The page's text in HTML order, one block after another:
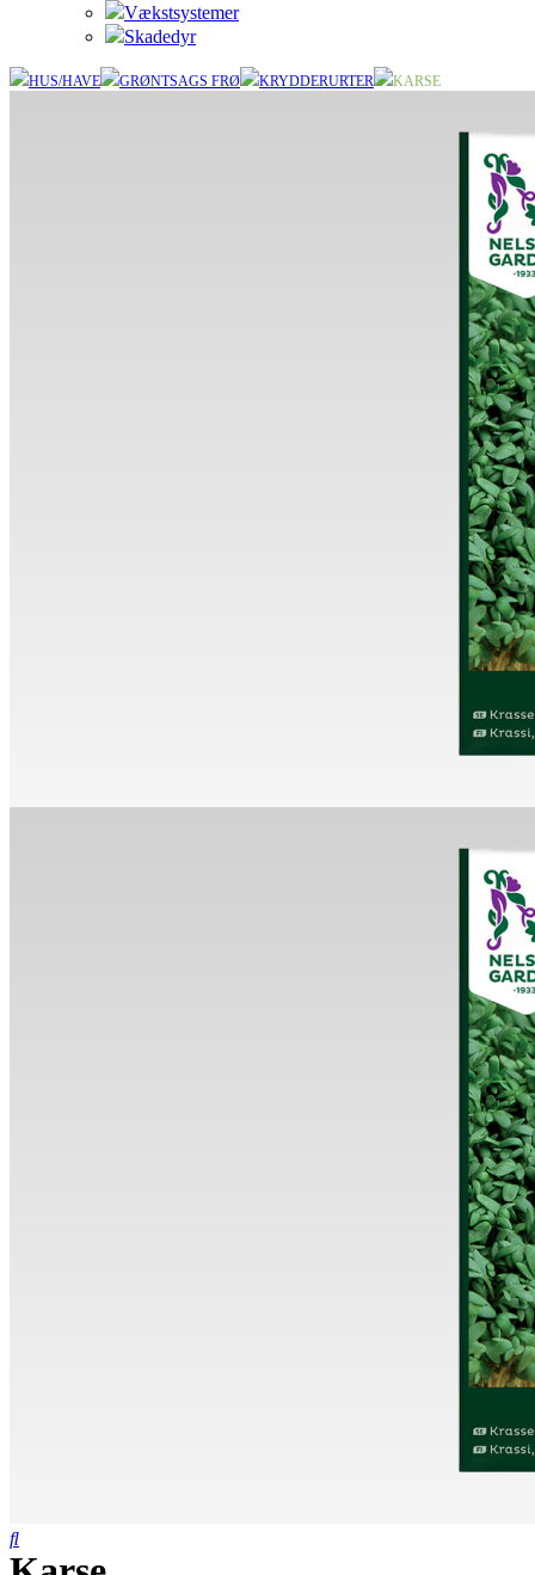
Vækstsystemer
Skadedyr
HUS/HAVE GRØNTSAGS FRØ KRYDDERURTER KARSE